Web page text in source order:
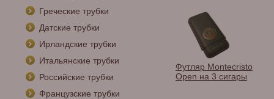
Греческие трубки
Датские трубки
Ирландские трубки
Итальянские трубки
Российские трубки
Французские трубки
Футляр Montecristo
Open на 3 сигары